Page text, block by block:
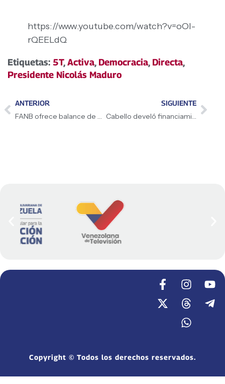
https://www.youtube.com/watch?v=oOI-
rQEELdQ
Etiquetas: 5T,Activa, Democracia, Directa,
Presidente Nicolás Maduro
ANTERIOR
FANB ofrece balance de ejercicio “Relámpago del Catatumbo”
SIGUIENTE
Cabello develó financiamiento de la ultraderecha
Copyright © Todos los derechos reservados.